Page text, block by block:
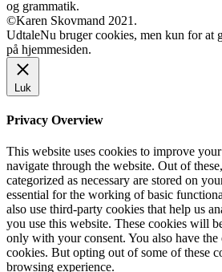
og grammatik.
©Karen Skovmand 2021.
UdtaleNu bruger cookies, men kun for at
på hjemmesiden.
Luk
Privacy Overview
This website uses cookies to improve
navigate through the website. Out of
categorized as necessary are stored on
essential for the working of basic
also use third-party cookies that help us
you use this website. These cookies will
only with your consent. You also have
cookies. But opting out of some of these
browsing experience.